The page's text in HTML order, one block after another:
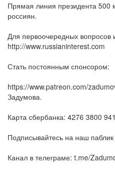
Прямая линия президента 500
россиян.
Для первоочередных вопросов
http://www.russianinterest.com
Стать постоянным спонсором:
https://www.patreon.com/
Задумова.
Карта сбербанка: 4276 3800
Подписывайтесь на наш
Канал в телеграме: t.me/